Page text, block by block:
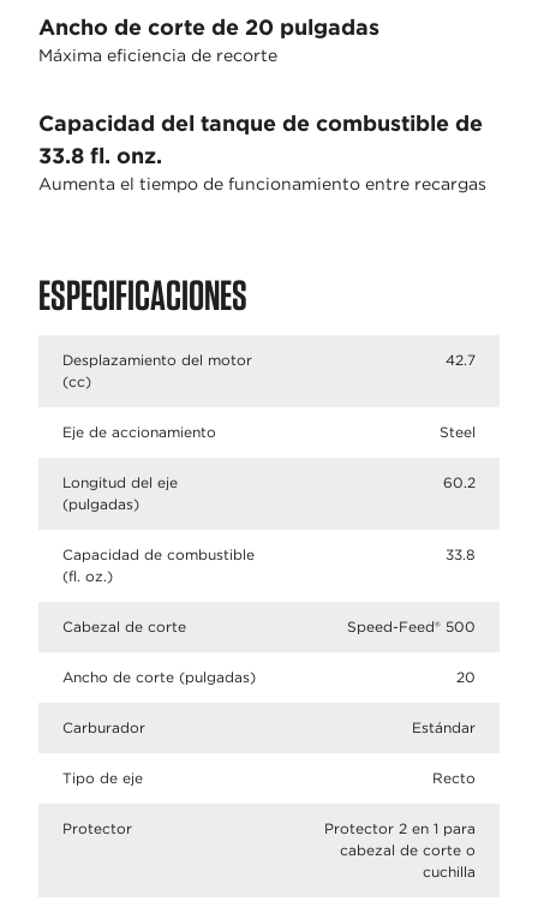
Ancho de corte de 20 pulgadas
Máxima eficiencia de recorte
Capacidad del tanque de combustible de
33.8 fl. onz.
Aumenta el tiempo de funcionamiento entre recargas
ESPECIFICACIONES
Desplazamiento del motor
(cc)
42.7
Eje de accionamiento Steel
Longitud del eje
(pulgadas)
60.2
Capacidad de combustible
(fl. oz.)
33.8
Cabezal de corte Speed-Feed® 500
Ancho de corte (pulgadas) 20
Carburador Estándar
Tipo de eje Recto
Protector
Protector 2 en 1 para
cabezal de corte o
cuchilla